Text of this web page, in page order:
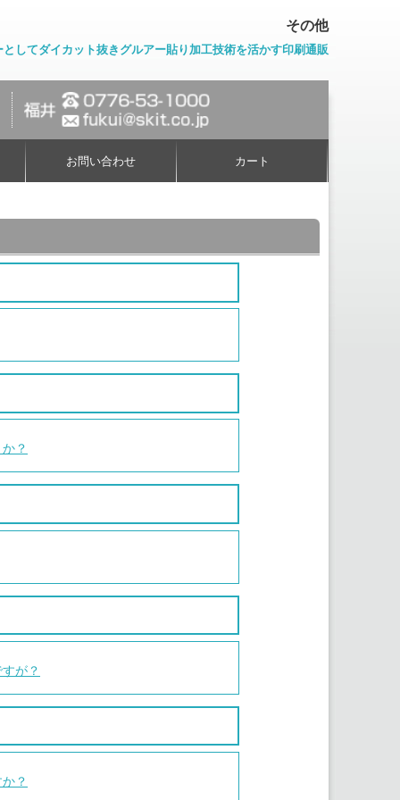
その他
してダイカット抜きグルアー貼り加工技術を活かす印刷通販
お問い合わせ カート
？
が？
？